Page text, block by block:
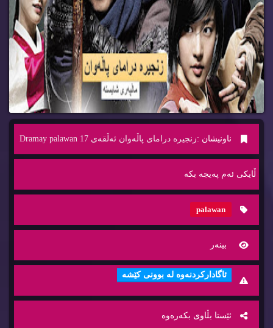
ناونیشان :زنجیره‌ درامای پاڵه‌وان ئه‌ڵقه‌ی 17 Dramay palawan
ڵایكی ئه‌م په‌یجه‌ بكه‌
palawan
بینه‌ر
ئاگاداركردنه‌وه‌ له‌ بوونی كێشه‌
ئێستا بڵاوی بكه‌ره‌وه‌